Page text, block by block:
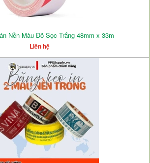
Nền Màu Đỏ Sọc Trắng 48mm x 33m
Liên hệ